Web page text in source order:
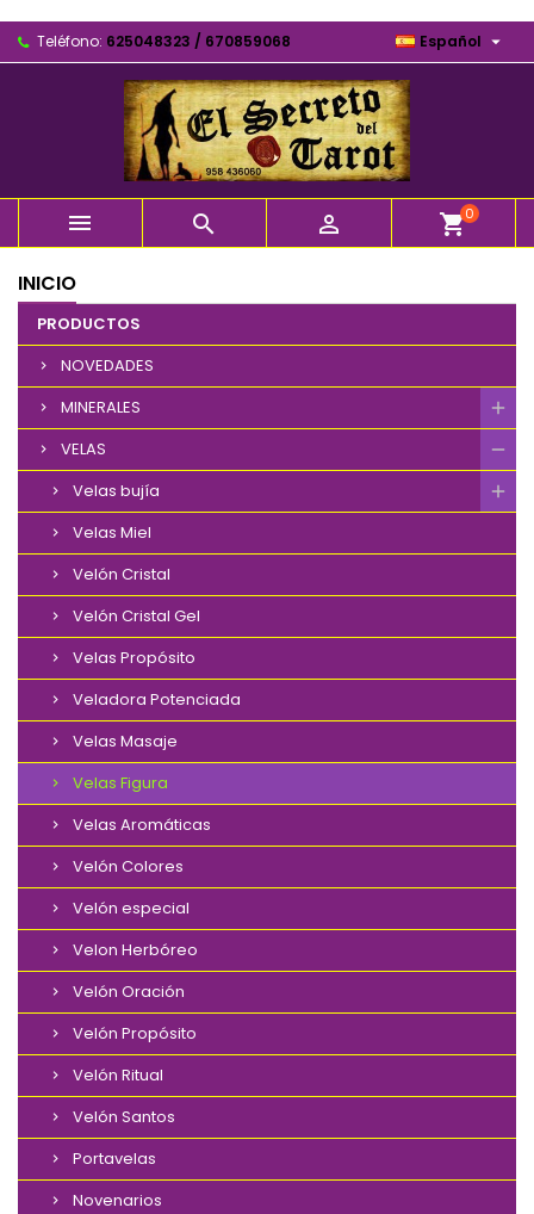
Teléfono: 625048323 / 670859068 Español 
   shopping_cart0
INICIO
PRODUCTOS
NOVEDADES
MINERALES
VELAS
Velas bujía
Velas Miel
Velón Cristal
Velón Cristal Gel
Velas Propósito
Veladora Potenciada
Velas Masaje
Velas Figura
Velas Aromáticas
Velón Colores
Velón especial
Velon Herbóreo
Velón Oración
Velón Propósito
Velón Ritual
Velón Santos
Portavelas
Novenarios